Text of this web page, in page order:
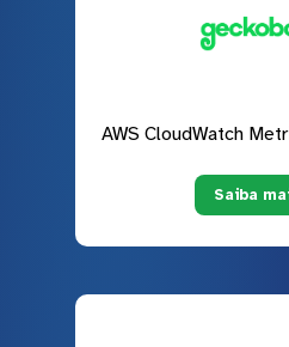
AWS CloudWatch
Saiba